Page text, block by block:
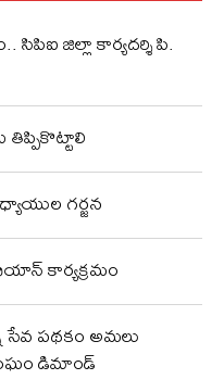
జిల్లా కార్యదర్శి పి.
తిప్పికొట్టాలి
గర్జన
కార్యక్రమం
సేవ పథకం అమలు
డిమాండ్